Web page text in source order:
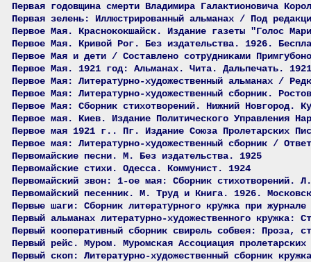
Первая годовщина смерти Владимира Галактионовича
Первая зелень: Иллюстрированный альманах / Под
Первое Мая. Краснококшайск. Издание газеты "Голос
Первое Мая. Кривой Рог. Без издательства. 1926.
Первое Мая и дети / Составлено сотрудниками
Первое Мая. 1921 год: Альманах. Чита. Дальпечать. 1921
Первое Мая: Литературно-художественный альманах /
Первое Мая: Литературно-художественный сборник.
Первое Мая: Сборник стихотворений. Нижний Новгород.
Первое мая. Киев. Издание Политического Управления
Первое мая 1921 г.. Пг. Издание Союза Пролетарских
Первое мая: Литературно-художественный сборник /
Первомайские песни. М. Без издательства. 1925
Первомайские стихи. Одесса. Коммунист. 1924
Первомайский звон: 1-ое мая: Сборник стихотворений.
Первомайский песенник. М. Труд и Книга. 1926.
Первые шаги: Сборник литературного кружка при
Первый альманах литературно-художественного кружка:
Первый кооперативный сборник свирель собвея: Проза,
Первый рейс. Муром. Муромская Ассоциация
Первый скоп: Литературно-художественный сборник